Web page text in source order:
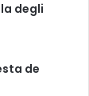
degli
de